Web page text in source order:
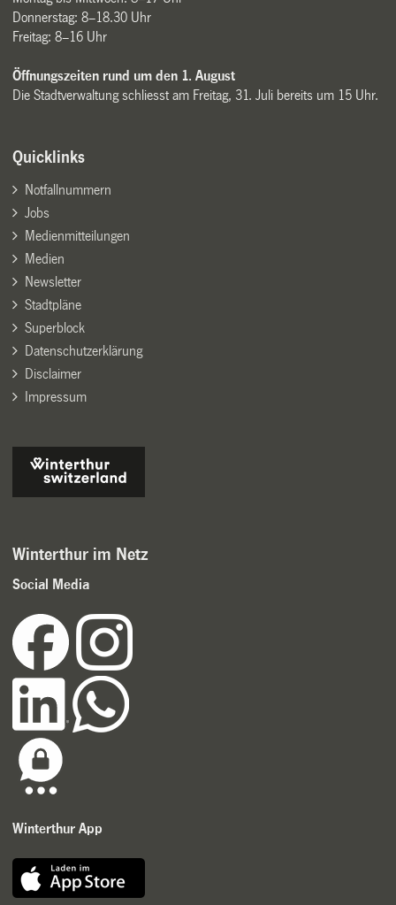
Donnerstag: 8–18.30 Uhr
Freitag: 8–16 Uhr
Öffnungszeiten rund um den 1. August
Die Stadtverwaltung schliesst am Freitag, 31. Juli bereits um 15 Uhr.
Quicklinks
Notfallnummern
Jobs
Medienmitteilungen
Medien
Newsletter
Stadtpläne
Superblock
Datenschutzerklärung
Disclaimer
Impressum
Winterthur im Netz
Social Media
Winterthur App